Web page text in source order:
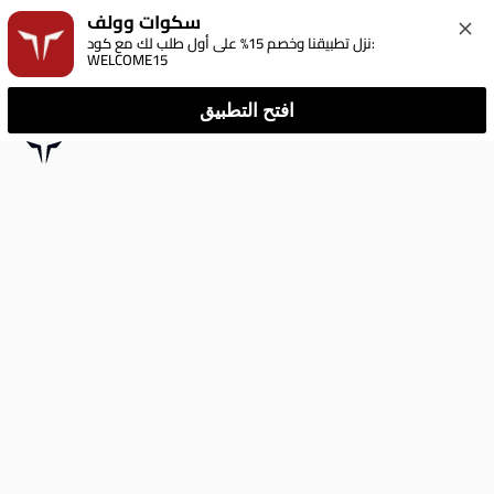
سكوات وولف
نزل تطبيقنا وخصم 15% على أول طلب لك مع كود:
WELCOME15
افتح التطبيق